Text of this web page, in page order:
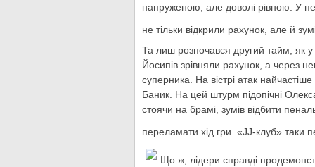
напруженою, але доволі рівною. У
не тільки відкрили рахунок, але й
Та лиш розпочався другий тайм, як
Йосипів зрівняли рахунок, а через
суперника. На вістрі атак
Баник. На цей штурм підопічні
стоячи на брамі, зумів відбити
переламати хід гри. «JJ-клуб» таки
Що ж, лідери справді